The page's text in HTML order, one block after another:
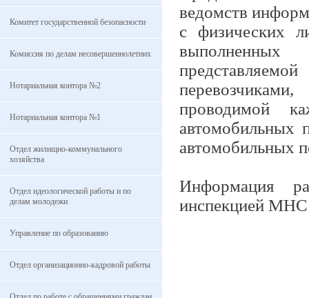
Комитет государственной безопасности
Комиссия по делам несовершеннолетних
Нотариальная контора №2
Нотариальная контора №1
Отдел жилищно-коммунального
хозяйства
Отдел идеологической работы и по
делам молодежи
Управление по образованию
Отдел организационно-кадровой работы
ведомств
с физических
выполненных
проводимой
автомобильных
автомобильных
Информация
инспекцией МНС